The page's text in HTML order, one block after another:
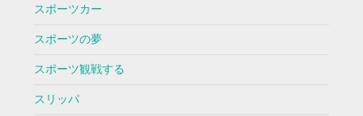
スポーツカー
スポーツの夢
スポーツ観戦する
スリッパ